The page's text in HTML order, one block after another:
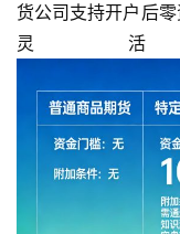
货公司支持开户后
灵